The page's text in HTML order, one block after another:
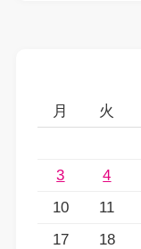
月
火
3
4
10
11
17
18